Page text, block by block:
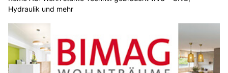
Hydraulik und mehr